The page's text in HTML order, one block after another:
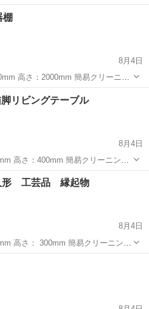
古品となりますの
ンセル返品は
ニールテープ
棚
8月4日
2000mm 簡易クリーニン
断で
で、気になる点は、必ずご質問く
杉戸町
リビングテーブル
8月4日
簡易クリーニング
すが、比較的綺麗な商品です。 ◎
いします。 中古品とな...
リビング
形 工芸品 縁起物
8月4日
簡易クリーニング
気になる点は、必ず...